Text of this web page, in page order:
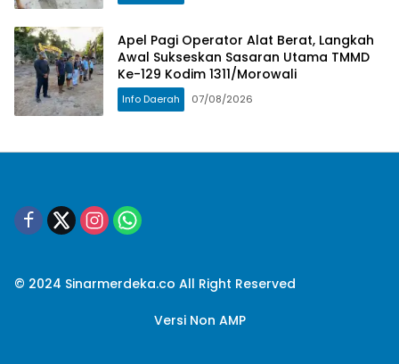
Apel Pagi Operator Alat Berat, Langkah
Awal Sukseskan Sasaran Utama TMMD
Ke-129 Kodim 1311/Morowali
Info Daerah 07/08/2026
© 2024 Sinarmerdeka.co All Right Reserved
Versi Non AMP